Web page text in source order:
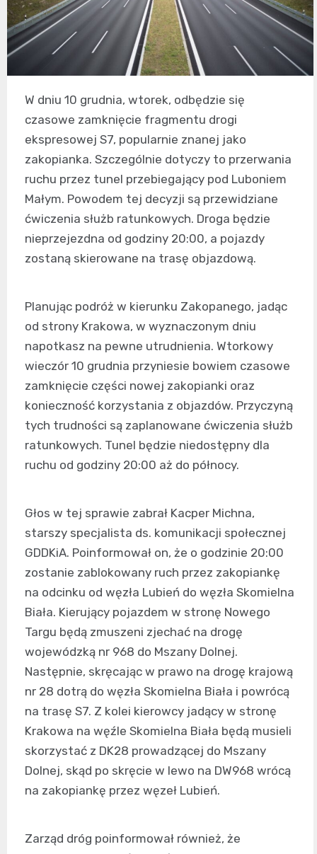
W dniu 10 grudnia, wtorek, odbędzie się
czasowe zamknięcie fragmentu drogi
ekspresowej S7, popularnie znanej jako
zakopianka. Szczególnie dotyczy to przerwania
ruchu przez tunel przebiegający pod Luboniem
Małym. Powodem tej decyzji są przewidziane
ćwiczenia służb ratunkowych. Droga będzie
nieprzejezdna od godziny 20:00, a pojazdy
zostaną skierowane na trasę objazdową.
Planując podróż w kierunku Zakopanego, jadąc
od strony Krakowa, w wyznaczonym dniu
napotkasz na pewne utrudnienia. Wtorkowy
wieczór 10 grudnia przyniesie bowiem czasowe
zamknięcie części nowej zakopianki oraz
konieczność korzystania z objazdów. Przyczyną
tych trudności są zaplanowane ćwiczenia służb
ratunkowych. Tunel będzie niedostępny dla
ruchu od godziny 20:00 aż do północy.
Głos w tej sprawie zabrał Kacper Michna,
starszy specjalista ds. komunikacji społecznej
GDDKiA. Poinformował on, że o godzinie 20:00
zostanie zablokowany ruch przez zakopiankę
na odcinku od węzła Lubień do węzła Skomielna
Biała. Kierujący pojazdem w stronę Nowego
Targu będą zmuszeni zjechać na drogę
wojewódzką nr 968 do Mszany Dolnej.
Następnie, skręcając w prawo na drogę krajową
nr 28 dotrą do węzła Skomielna Biała i powrócą
na trasę S7. Z kolei kierowcy jadący w stronę
Krakowa na węźle Skomielna Biała będą musieli
skorzystać z DK28 prowadzącej do Mszany
Dolnej, skąd po skręcie w lewo na DW968 wrócą
na zakopiankę przez węzeł Lubień.
Zarząd dróg poinformował również, że